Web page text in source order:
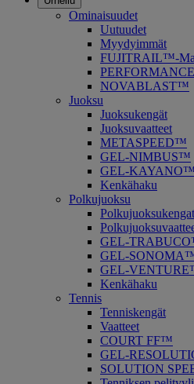
Ominaisuudet
Uutuudet
Myydyimmät
FUJITRAIL™-
NOVABLAST™
Juoksu
Juoksukengät
Juoksuvaatteet
METASPEED™
GEL-NIMBUS™
GEL-KAYANO™
Kenkähaku
Polkujuoksu
Polkujuoksukengat
GEL-
GEL-
GEL-
Kenkähaku
Tennis
Tenniskengät
Vaatteet
COURT FF™
GEL-
SOLUTION